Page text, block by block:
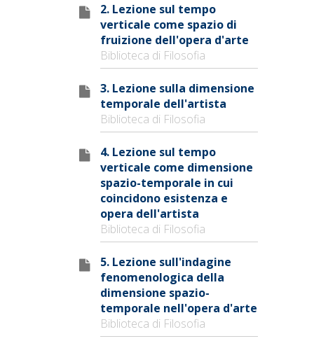
2. Lezione sul tempo
verticale come spazio di
fruizione dell'opera d'arte
Biblioteca di Filosofia
3. Lezione sulla dimensione
temporale dell'artista
Biblioteca di Filosofia
4. Lezione sul tempo
verticale come dimensione
spazio-temporale in cui
coincidono esistenza e
opera dell'artista
Biblioteca di Filosofia
5. Lezione sull'indagine
fenomenologica della
dimensione spazio-
temporale nell'opera d'arte
Biblioteca di Filosofia